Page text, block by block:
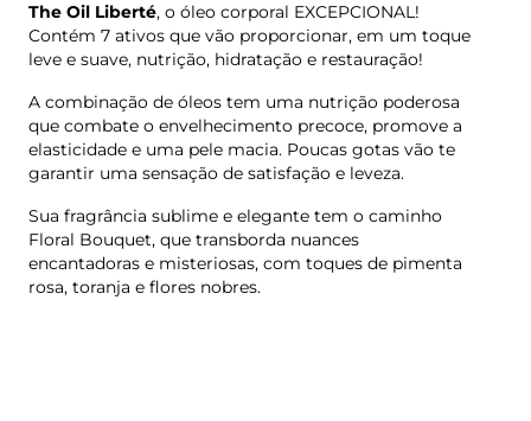
The Oil Liberté, o óleo corporal EXCEPCIONAL!
Contém 7 ativos que vão proporcionar, em um toque
leve e suave, nutrição, hidratação e restauração!
A combinação de óleos tem uma nutrição poderosa
que combate o envelhecimento precoce, promove a
elasticidade e uma pele macia. Poucas gotas vão te
garantir uma sensação de satisfação e leveza.
Sua fragrância sublime e elegante tem o caminho
Floral Bouquet, que transborda nuances
encantadoras e misteriosas, com toques de pimenta
rosa, toranja e flores nobres.